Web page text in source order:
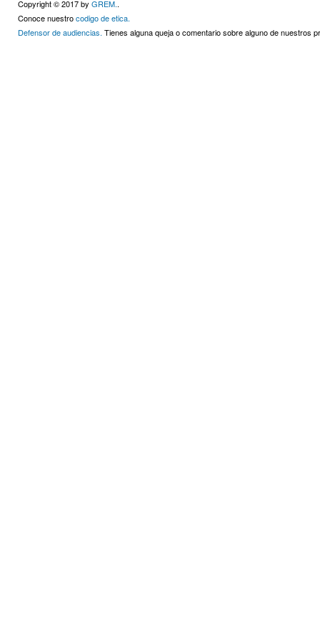
Copyright © 2017 by GREM..
Conoce nuestrocodigo de etica.
Defensor de audiencias. Tienes alguna queja o comentario sobre alguno de nuestros